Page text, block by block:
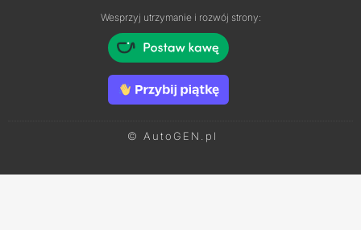
Wesprzyj utrzymanie i rozwój strony:
© AutoGEN.pl